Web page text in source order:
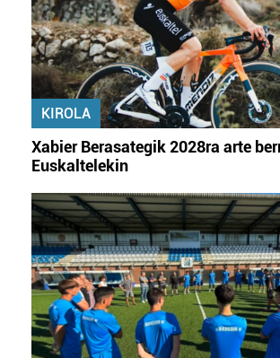
KIROLA
Xabier Berasategik 2028ra arte
Euskaltelekin